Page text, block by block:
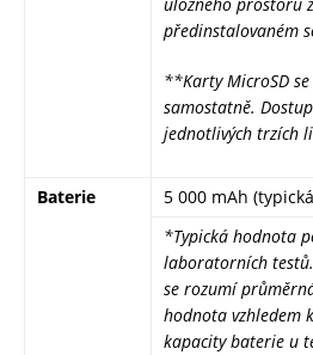
předinstalovaném
**Karty MicroSD
samostatně.
jednotlivých trzích
Baterie
5 000 mAh
*Typická hodnota
laboratorních
se rozumí
hodnota vzhledem
kapacity baterie u